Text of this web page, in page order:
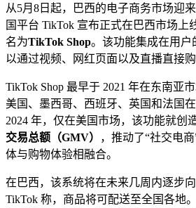
从5月8日起，巴西的电子商务市场迎
国平台 TikTok 宣布正式在巴西市场上
名为TikTok Shop。该功能集成在用户
以通过视频、网红页面以及直播直接购
TikTok Shop 最早于 2021 年在东南亚
美国、墨西哥、西班牙、英国和法国在
2024 年，仅在美国市场，该功能就创
交易总额（GMV）
，推动了“社交电
体与购物体验相融合。
在巴西，该系统将在未来几周内逐步
TikTok 称，商品将可配送至全国各地